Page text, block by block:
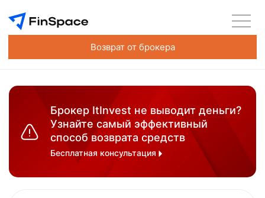
Возврат от брокера
Брокер ItInvest не выводит деньги?
Узнайте самый эффективный
способ возврата средств
Бесплатная консультация